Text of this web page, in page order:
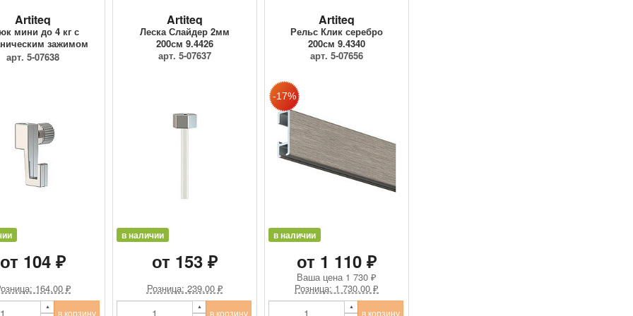
Artiteq
мини до 4 кг с
зажимом
9.4205
арт. 5-07638
от 104 ₽
164.00 ₽
в корзину
Artiteq
Леска Слайдер 2мм
200см 9.4426
арт. 5-07637
в наличии
от 153 ₽
Розница: 239.00 ₽
в корзину
Artiteq
Рельс Клик серебро
200см 9.4340
арт. 5-07656
в наличии
от 1 110 ₽
Ваша цена 1 730 ₽
Розница: 1 730.00 ₽
в корзину